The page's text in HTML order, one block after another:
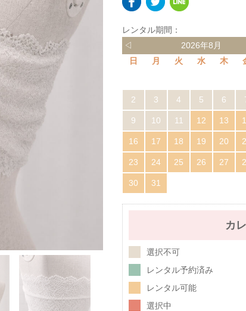
レンタル期間：
◁
2026年8月
日
月 火 水 木
2 3 4 5 6
9 10 11 12 13
16 17 18 19 20
23 24 25 26 27
30 31
カ
選択不可
レンタル予約済み
レンタル可能
選択中